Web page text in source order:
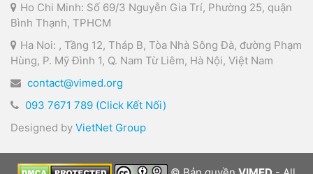
Ho Chi Minh: Số 69/3 Nguyễn Gia Trí, Phường 25, quận
Bình Thạnh, TPHCM
Ha Noi: , Tầng 12, Tháp B, Tòa Nhà Sông Đà, đường Phạm
Hùng, P. Mỹ Đình 1, Q. Nam Từ Liêm, Hà Nội, Việt Nam
contact@vimed.org
093 7671 789 (Click Kết Nối)
Designed by VietNet Group